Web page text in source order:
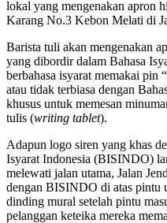
lokal yang mengenakan apron
Karang No.3 Kebon Melati di
Barista tuli akan mengenakan
yang dibordir dalam Bahasa
berbahasa isyarat memakai pin
atau tidak terbiasa dengan
khusus untuk memesan
tulis (writing tablet).
Adapun logo siren yang khas
Isyarat Indonesia (BISINDO)
melewati jalan utama, Jalan
dengan BISINDO di atas pintu
dinding mural setelah pintu
pelanggan keteika mereka